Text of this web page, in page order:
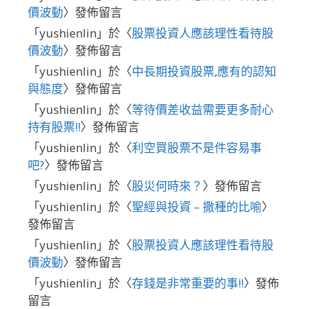
價波動〉發佈留言
「yushienlin 」於〈股票投資人應該理性看待股
價波動〉發佈留言
「yushienlin 」於〈中長期投資股票,應有的認知
與態度〉發佈留言
「yushienlin 」於〈等待價差收益需要更多耐心
持有股票!!〉發佈留言
「yushienlin 」於〈利空買股票不是件容易事
吧?〉發佈留言
「yushienlin 」於〈股災何時來？ 〉發佈留言
「yushienlin 」於〈聖經與投資 – 撒種的比喻〉
發佈留言
「yushienlin 」於〈股票投資人應該理性看待股
價波動〉發佈留言
「yushienlin 」於〈存錢是非常重要的事!!〉發佈
留言